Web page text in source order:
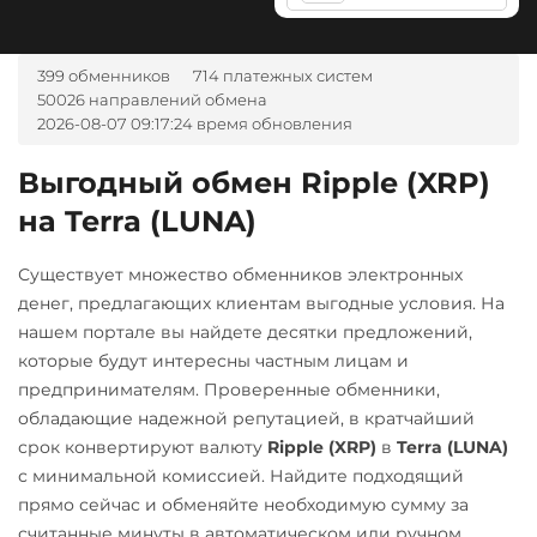
StableUSD (USDS)
Stellar (XLM)
Tether (USDT)
ERC20 TRC20
BEP20
Tether Gold (XAUt)
Tron (TRX)
TrueUSD (TUSD)
Maker (MKR)
NEO
ONDO
Ontology (ONT)
Optimism (OP)
PancakeSwap (CAKE)
Pax Dollar (USDP)
ERC20
Pepe
Ак Барс Банк RUB
Альфа-Банк
ВТБ Банк RUB
ЕРИП Расчет BYN
Карта Unionpay CNY
Карта UZCARD UZS
Карта МИР RUB
USD RUB EUR
UAH
KZT
GBP CNY
THB
399 обменников
714 платежных систем
50026 направлений обмена
2026-08-07 09:17:24 время обновления
Выгодный обмен Ripple (XRP)
на Terra (LUNA)
Существует множество обменников электронных
денег, предлагающих клиентам выгодные условия. На
нашем портале вы найдете десятки предложений,
которые будут интересны частным лицам и
предпринимателям. Проверенные обменники,
обладающие надежной репутацией, в кратчайший
срок конвертируют валюту Ripple (XRP) в Terra (LUNA)
с минимальной комиссией. Найдите подходящий
прямо сейчас и обменяйте необходимую сумму за